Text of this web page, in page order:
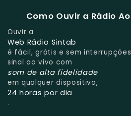
Como Ouvir a Rádio
Ouvir a
Web Rádio Sintab
é fácil, grátis e sem
sinal ao vivo com
som de alta fidelidade
em qualquer dispositivo,
24 horas por dia
.